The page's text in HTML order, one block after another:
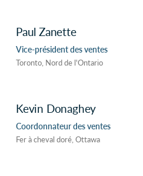
Paul Zanette
Vice-président des ventes
Toronto, Nord de l'Ontario
Kevin Donaghey
Coordonnateur des ventes
Fer à cheval doré, Ottawa